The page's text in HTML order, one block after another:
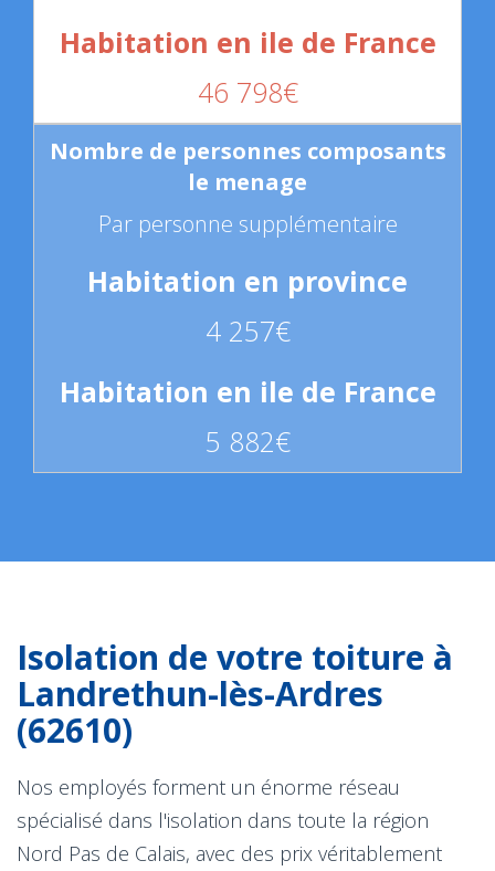
46 798€
Par personne supplémentaire
4 257€
5 882€
Isolation de votre toiture à
Landrethun-lès-Ardres
(62610)
Nos employés forment un énorme réseau
spécialisé dans l'isolation dans toute la région
Nord Pas de Calais, avec des prix véritablement